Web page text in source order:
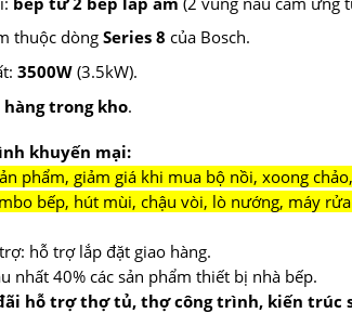
thuộc dòngSeries 8 của Bosch.
3500W(3.5kW).
hàng trong kho.
khuyến mại:
phẩm, giảm giá khi mua bộ nồi, xoong
bếp, hút mùi, chậu vòi, lò nướng, máy
hỗ trợ lắp đặt giao hàng.
nhất 40% các sản phẩm thiết bị nhà bếp.
hỗ trợ thợ tủ, thợ công trình, kiến trúc